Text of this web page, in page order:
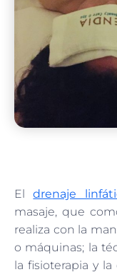
Eldrenaje
masaje, que
realiza con la
o máquinas; la
la fisioterapia y